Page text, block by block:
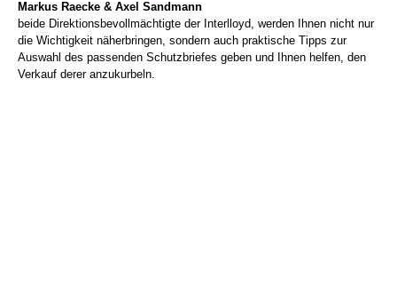
Markus Raecke & Axel Sandmann
beide Direktionsbevollmächtigte der Interlloyd, werden Ihnen nicht nur
die Wichtigkeit näherbringen, sondern auch praktische Tipps zur
Auswahl des passenden Schutzbriefes geben und Ihnen helfen, den
Verkauf derer anzukurbeln.